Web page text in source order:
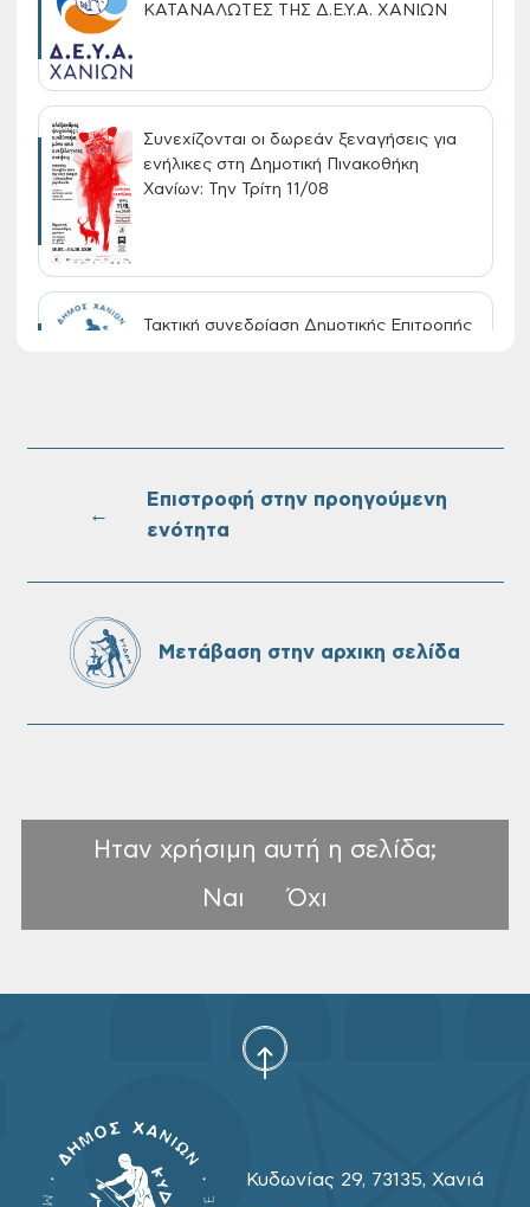
ΚΑΤΑΝΑΛΩΤΕΣ ΤΗΣ Δ.Ε.Υ.Α. ΧΑΝΙΩΝ
Συνεχίζονται οι δωρεάν ξεναγήσεις για
ενήλικες στη Δημοτική Πινακοθήκη
Χανίων: Την Τρίτη 11/08
Τακτική συνεδρίαση Δημοτικής Επιτροπής
Επαναλειτουργία του συστήματος
Ονουφρίου
Πίνακες Κατάταξης & Βαθμολογίας,
Δήμου Χανίων
←
Επιστροφή στην προηγούμενη
ενότητα
Μετάβαση στην αρχικη σελίδα
Ηταν χρήσιμη αυτή η σελίδα;
Ναι
Όχι
Κυδωνίας 29, 73135, Χανιά